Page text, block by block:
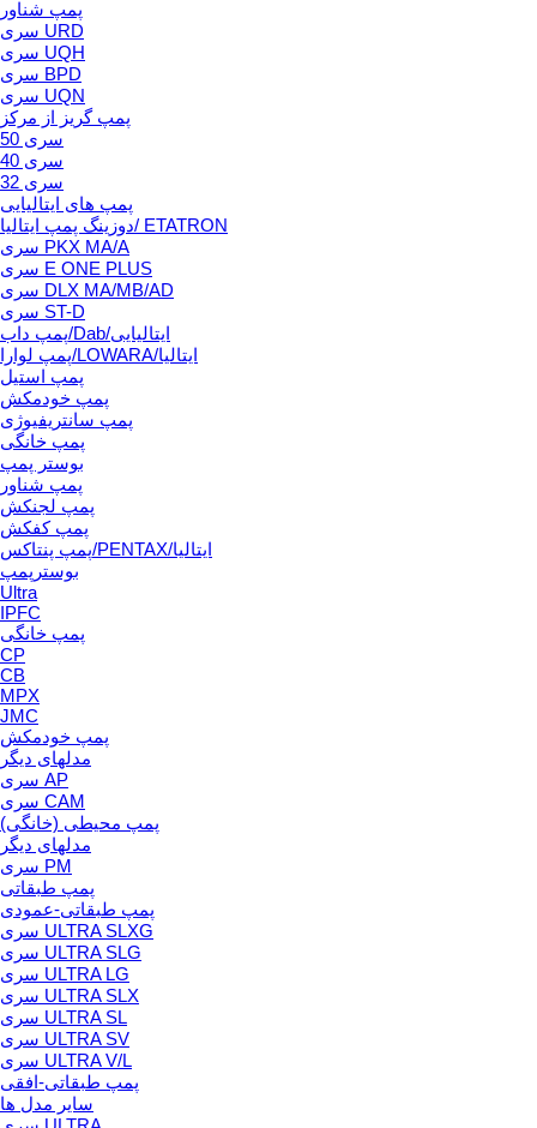
پمپ شناور
سری URD
سری UQH
سری BPD
سری UQN
پمپ گریز از مرکز
سری 50
سری 40
سری 32
پمپ های ایتالیایی
دوزینگ پمپ ایتالیا/ ETATRON
سری PKX MA/A
سری E ONE PLUS
سری DLX MA/MB/AD
سری ST-D
پمپ داب/Dab/ایتالیایی
پمپ لوارا/LOWARA/ایتالیا
پمپ استیل
پمپ خودمکش
پمپ سانتریفیوژی
پمپ خانگی
بوستر پمپ
پمپ شناور
پمپ لجنکش
پمپ کفکش
پمپ پنتاکس/PENTAX/ایتالیا
بوسترپمپ
Ultra
IPFC
پمپ خانگی
CP
CB
MPX
JMC
پمپ خودمکش
مدلهای دیگر
سری AP
سری CAM
پمپ محیطی (خانگی)
مدلهای دیگر
سری PM
پمپ طبقاتی
پمپ طبقاتی-عمودی
سری ULTRA SLXG
سری ULTRA SLG
سری ULTRA LG
سری ULTRA SLX
سری ULTRA SL
سری ULTRA SV
سری ULTRA V/L
پمپ طبقاتی-افقی
سایر مدل ها